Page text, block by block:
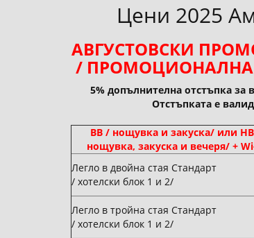
Цени 2025
АВГУСТОВСКИ
/ ПРОМОЦИОНАЛНА
5% допълнителна отстъпка за
Отстъпката е
BB / нощувка и закуска/ или
нощувка, закуска и вечеря/ +
Легло в двойна стая Стандарт
/ хотелски блок 1 и 2/
Легло в тройна стая Стандарт
/ хотелски блок 1 и 2/